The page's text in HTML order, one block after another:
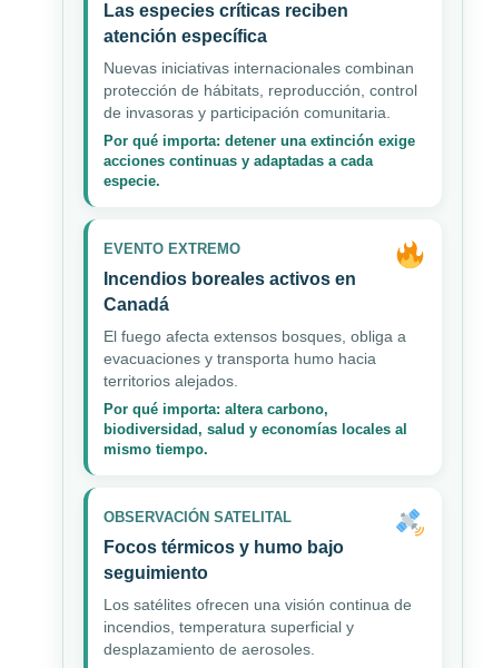
Las especies críticas reciben
atención específica
Nuevas iniciativas internacionales combinan
protección de hábitats, reproducción, control
de invasoras y participación comunitaria.
Por qué importa: detener una extinción exige
acciones continuas y adaptadas a cada
especie.
EVENTO EXTREMO
Incendios boreales activos en
Canadá
El fuego afecta extensos bosques, obliga a
evacuaciones y transporta humo hacia
territorios alejados.
Por qué importa: altera carbono,
biodiversidad, salud y economías locales al
mismo tiempo.
OBSERVACIÓN SATELITAL
Focos térmicos y humo bajo
seguimiento
Los satélites ofrecen una visión continua de
incendios, temperatura superficial y
desplazamiento de aerosoles.